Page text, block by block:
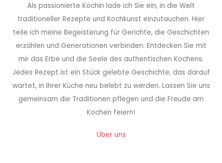
Als passionierte Köchin lade ich Sie ein, in die Welt
traditioneller Rezepte und Kochkunst einzutauchen. Hier
teile ich meine Begeisterung für Gerichte, die Geschichten
erzählen und Generationen verbinden. Entdecken Sie mit
mir das Erbe und die Seele des authentischen Kochens.
Jedes Rezept ist ein Stück gelebte Geschichte, das darauf
wartet, in Ihrer Küche neu belebt zu werden. Lassen Sie uns
gemeinsam die Traditionen pflegen und die Freude am
Kochen feiern!
Über uns